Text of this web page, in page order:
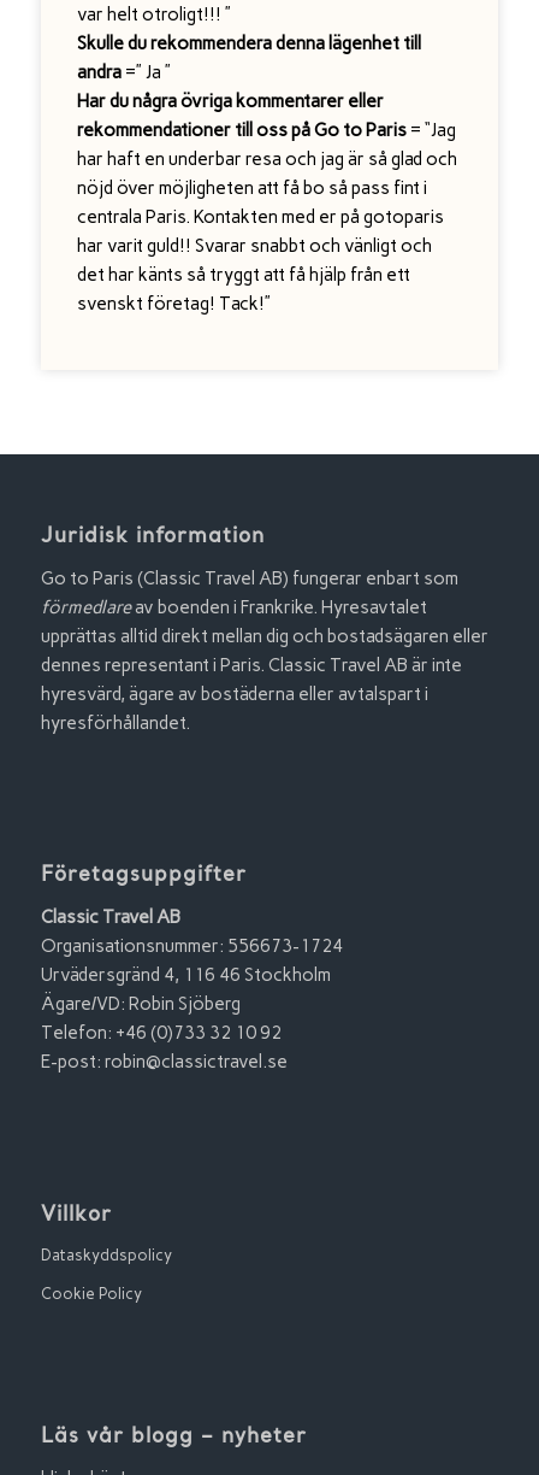
var helt otroligt!!! ”
Skulle du rekommendera denna lägenhet till
andra=” Ja ”
Har du några övriga kommentarer eller
rekommendationer till oss på Go to Paris= “Jag
har haft en underbar resa och jag är så glad och
nöjd över möjligheten att få bo så pass fint i
centrala Paris. Kontakten med er på gotoparis
har varit guld!! Svarar snabbt och vänligt och
det har känts så tryggt att få hjälp från ett
svenskt företag! Tack!”
Juridisk information
Go to Paris (Classic Travel AB) fungerar enbart som
förmedlareav boenden i Frankrike. Hyresavtalet
upprättas alltid direkt mellan dig och bostadsägaren eller
dennes representant i Paris. Classic Travel AB är inte
hyresvärd, ägare av bostäderna eller avtalspart i
hyresförhållandet.
Företagsuppgifter
Classic Travel AB
Organisationsnummer: 556673-1724
Urvädersgränd 4, 116 46 Stockholm
Ägare/VD: Robin Sjöberg
Telefon: +46 (0)733 32 10 92
E-post: robin@classictravel.se
Villkor
Dataskyddspolicy
Cookie Policy
Läs vår blogg – nyheter